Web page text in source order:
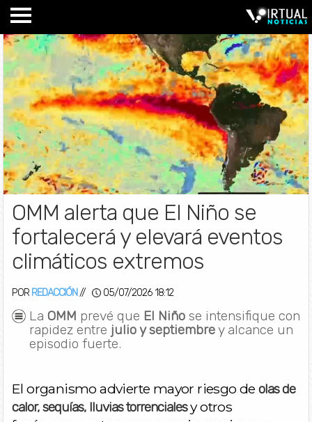
OMM alerta que El Niño se
fortalecerá y elevará eventos
climáticos extremos
POR REDACCIÓN // 05/07/2026 18:12
La OMM prevé que El Niño se intensifique con
rapidez entre julio y septiembrey alcance un
episodio fuerte.
El organismo advierte mayor riesgo deolas de
calor, sequías, lluvias torrencialesy otros